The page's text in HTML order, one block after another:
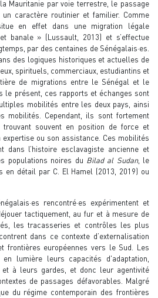
Mauritanie par voie terrestre, le passage
caractère routinier et familier. Comme
en effet dans une migration légale
banale » (Lussault, 2013) et s’effectue
par des centaines de Sénégalais·es.
des logiques historiques et actuelles de
spirituels, commerciaux, estudiantins et
de migrations entre le Sénégal et le
le présent, ces rapports et échanges sont
mobilités entre les deux pays, ainsi
mobilités. Cependant, ils sont fortement
souvent en position de force et
ou son assistance. Ces mobilités
dans l’histoire esclavagiste ancienne et
populations noires du Bilad al Sudan, le
en détail par C. El Hamel (2013, 2019) ou
rencontré·es expérimentent et
tactiquement, au fur et à mesure de
les tracasseries et contrôles les plus
dans ce contexte d’externalisation
frontières européennes vers le Sud. Les
lumière leurs capacités d'adaptation,
et à leurs gardes, et donc leur agentivité
de passages défavorables. Malgré
du régime contemporain des frontières